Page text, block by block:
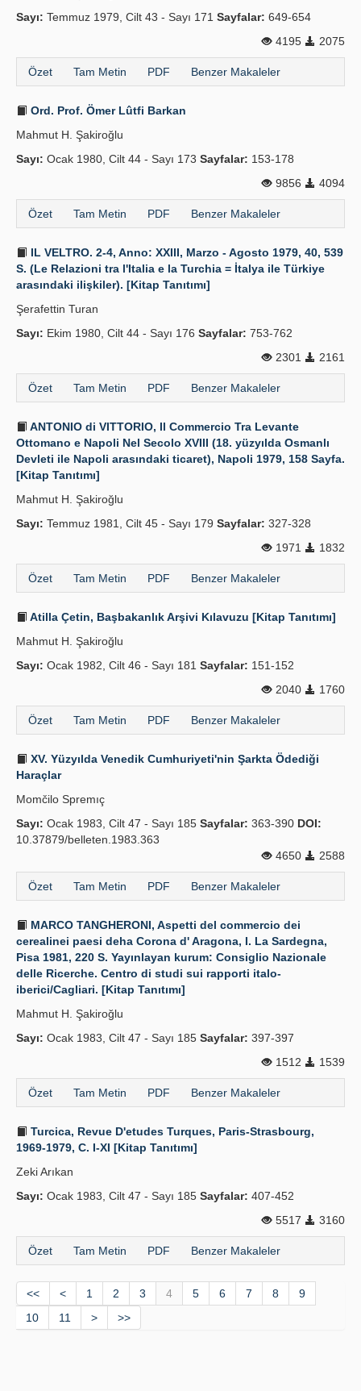
Sayı: Temmuz 1979, Cilt 43 - Sayı 171 Sayfalar: 649-654
4195
2075
Özet Tam Metin PDF Benzer Makaleler
Ord. Prof. Ömer Lûtfi Barkan
Mahmut H. Şakiroğlu
Sayı: Ocak 1980, Cilt 44 - Sayı 173 Sayfalar: 153-178
9856
4094
Özet Tam Metin PDF Benzer Makaleler
IL VELTRO. 2-4, Anno: XXIII, Marzo - Agosto 1979, 40, 539
S. (Le Relazioni tra l'Italia e la Turchia = İtalya ile Türkiye
arasındaki ilişkiler). [Kitap Tanıtımı]
Şerafettin Turan
Sayı: Ekim 1980, Cilt 44 - Sayı 176 Sayfalar: 753-762
2301
2161
Özet Tam Metin PDF Benzer Makaleler
ANTONIO di VITTORIO, Il Commercio Tra Levante
Ottomano e Napoli Nel Secolo XVIII (18. yüzyılda Osmanlı
Devleti ile Napoli arasındaki ticaret), Napoli 1979, 158 Sayfa.
[Kitap Tanıtımı]
Mahmut H. Şakiroğlu
Sayı: Temmuz 1981, Cilt 45 - Sayı 179 Sayfalar: 327-328
1971
1832
Özet Tam Metin PDF Benzer Makaleler
Atilla Çetin, Başbakanlık Arşivi Kılavuzu [Kitap Tanıtımı]
Mahmut H. Şakiroğlu
Sayı: Ocak 1982, Cilt 46 - Sayı 181 Sayfalar: 151-152
2040
1760
Özet Tam Metin PDF Benzer Makaleler
XV. Yüzyılda Venedik Cumhuriyeti'nin Şarkta Ödediği
Haraçlar
Momčilo Spremıç
Sayı: Ocak 1983, Cilt 47 - Sayı 185 Sayfalar: 363-390 DOI:
10.37879/belleten.1983.363
4650
2588
Özet Tam Metin PDF Benzer Makaleler
MARCO TANGHERONI, Aspetti del commercio dei
cerealinei paesi deha Corona d' Aragona, I. La Sardegna,
Pisa 1981, 220 S. Yayınlayan kurum: Consiglio Nazionale
delle Ricerche. Centro di studi sui rapporti italo-
iberici/Cagliari. [Kitap Tanıtımı]
Mahmut H. Şakiroğlu
Sayı: Ocak 1983, Cilt 47 - Sayı 185 Sayfalar: 397-397
1512
1539
Özet Tam Metin PDF Benzer Makaleler
Turcica, Revue D'etudes Turques, Paris-Strasbourg,
1969-1979, C. I-XI [Kitap Tanıtımı]
Zeki Arıkan
Sayı: Ocak 1983, Cilt 47 - Sayı 185 Sayfalar: 407-452
5517
3160
Özet Tam Metin PDF Benzer Makaleler
<< < 1 2 3 4 5 6 7 8
9
10
11 > >>